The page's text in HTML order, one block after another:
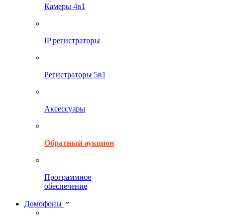
Камеры 4в1
IP регистраторы
Регистраторы 5в1
Аксессуары
Обратный аукцион
Программное
обеспечение
Домофоны